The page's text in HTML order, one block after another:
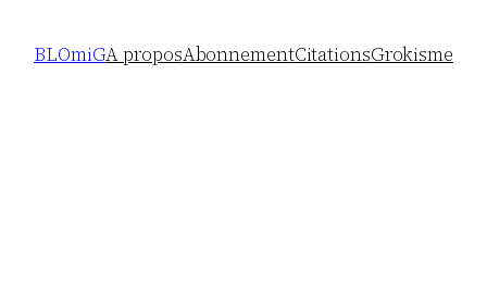
BLOmiGA proposAbonnementCitationsGrokisme